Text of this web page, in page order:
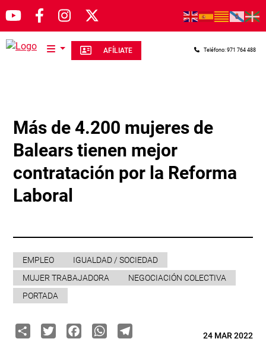
Pasar al contenido principal
AFÍLIATE Teléfono: 971 764 488
Más de 4.200 mujeres de
Balears tienen mejor
contratación por la Reforma
Laboral
EMPLEO
IGUALDAD / SOCIEDAD
MUJER TRABAJADORA
NEGOCIACIÓN COLECTIVA
PORTADA
ShareTwitterFacebook
WhatsApp
Telegram24 MAR 2022